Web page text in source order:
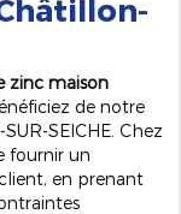
zinc maison
de notre
SEICHE. Chez
fournir un
en prenant